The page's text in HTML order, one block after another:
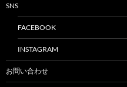
SNS
FACEBOOK
INSTAGRAM
お問い合わせ